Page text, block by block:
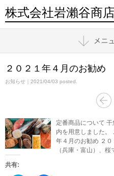
株式会社岩瀨谷商店
２０２１年４月のお勧め
お知らせ ｜2021/04/03 posted.
定番商品について
内を用意しました
年４月のお勧め ２
（兵庫・富山）、
共有: